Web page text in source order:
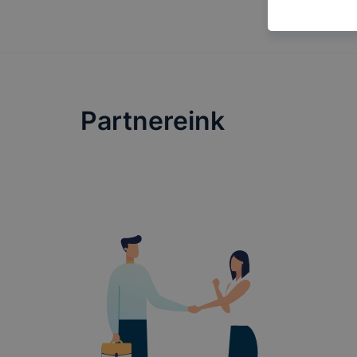
Partnereink
használja
látogatja,